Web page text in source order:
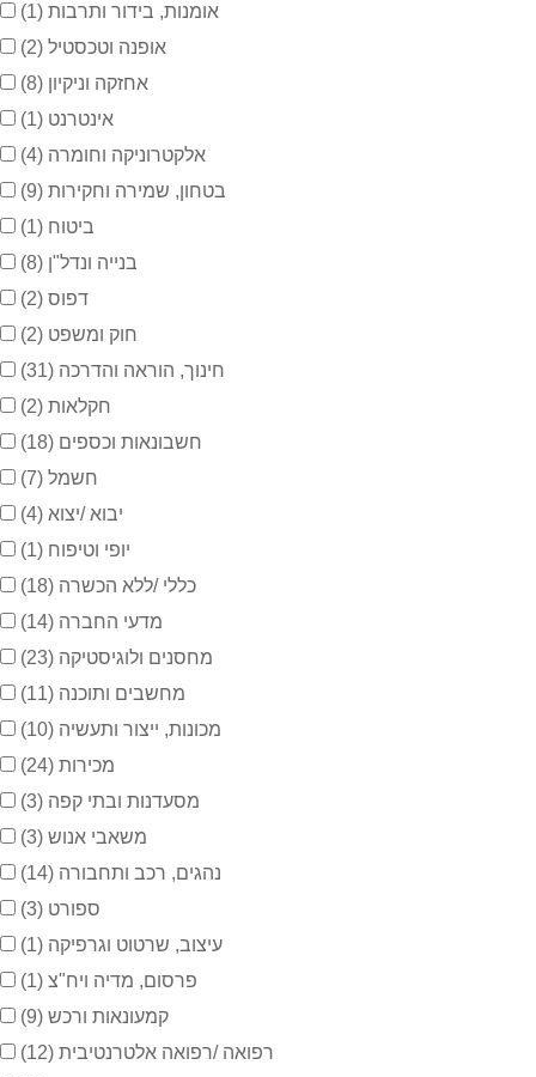
אומנות, בידור ותרבות (1)
אופנה וטכסטיל (2)
אחזקה וניקיון (8)
אינטרנט (1)
אלקטרוניקה וחומרה (4)
בטחון, שמירה וחקירות (9)
ביטוח (1)
בנייה ונדל"ן (8)
דפוס (2)
חוק ומשפט (2)
חינוך, הוראה והדרכה (31)
חקלאות (2)
חשבונאות וכספים (18)
חשמל (7)
יבוא /יצוא (4)
יופי וטיפוח (1)
כללי /ללא הכשרה (18)
מדעי החברה (14)
מחסנים ולוגיסטיקה (23)
מחשבים ותוכנה (11)
מכונות, ייצור ותעשיה (10)
מכירות (24)
מסעדנות ובתי קפה (3)
משאבי אנוש (3)
נהגים, רכב ותחבורה (14)
ספורט (3)
עיצוב, שרטוט וגרפיקה (1)
פרסום, מדיה ויח"צ (1)
קמעונאות ורכש (9)
רפואה /רפואה אלטרנטיבית (12)